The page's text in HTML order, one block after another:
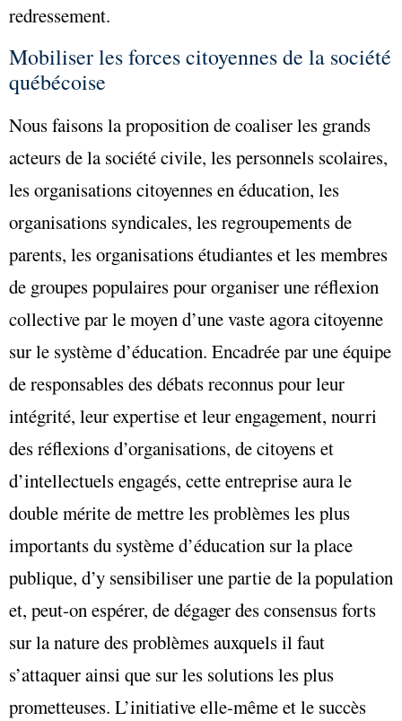
redressement.
Mobiliser les forces citoyennes de la société
québécoise
Nous faisons la proposition de coaliser les grands
acteurs de la société civile, les personnels scolaires,
les organisations citoyennes en éducation, les
organisations syndicales, les regroupements de
parents, les organisations étudiantes et les membres
de groupes populaires pour organiser une réflexion
collective par le moyen d’une vaste agora citoyenne
sur le système d’éducation. Encadrée par une équipe
de responsables des débats reconnus pour leur
intégrité, leur expertise et leur engagement, nourri
des réflexions d’organisations, de citoyens et
d’intellectuels engagés, cette entreprise aura le
double mérite de mettre les problèmes les plus
importants du système d’éducation sur la place
publique, d’y sensibiliser une partie de la population
et, peut-on espérer, de dégager des consensus forts
sur la nature des problèmes auxquels il faut
s’attaquer ainsi que sur les solutions les plus
prometteuses. L’initiative elle-même et le succès